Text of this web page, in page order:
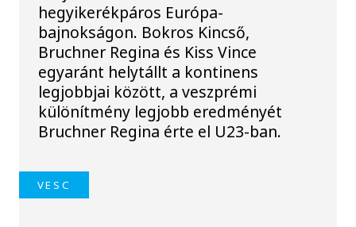
hegyikerékpáros Európa-
bajnokságon. Bokros Kincső,
Bruchner Regina és Kiss Vince
egyaránt helytállt a kontinens
legjobbjai között, a veszprémi
különítmény legjobb eredményét
Bruchner Regina érte el U23-ban.
VESC